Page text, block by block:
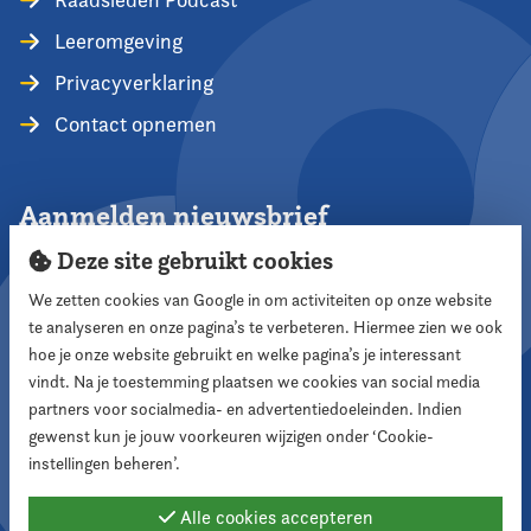
Leeromgeving
Privacyverklaring
Contact opnemen
Aanmelden nieuwsbrief
Aanmelden
Volg ons
Deze site gebruikt cookies
We zetten cookies van Google in om activiteiten op onze website
te analyseren en onze pagina’s te verbeteren. Hiermee zien we ook
hoe je onze website gebruikt en welke pagina’s je interessant
vindt. Na je toestemming plaatsen we cookies van social media
partners voor socialmedia- en advertentiedoeleinden. Indien
gewenst kun je jouw voorkeuren wijzigen onder ‘Cookie-
instellingen beheren’.
Alle cookies accepteren